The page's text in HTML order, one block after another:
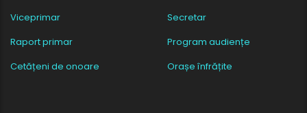
Viceprimar
Secretar
Raport primar
Program audiențe
Cetățeni de onoare
Orașe înfrățite